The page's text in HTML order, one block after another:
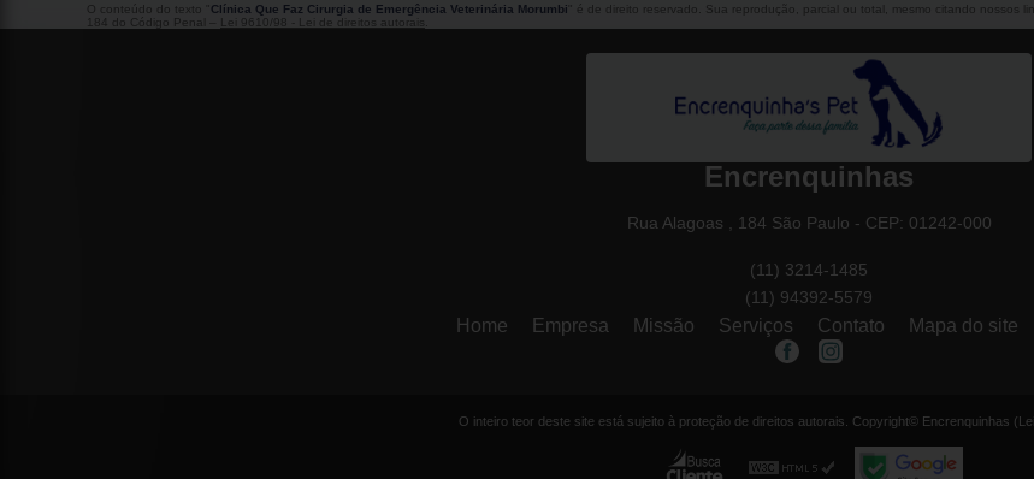
O conteúdo do texto " Clínica Que Faz Cirurgia de Emergência Veterinária Morumbi " é de direito reservado. Sua reprodução, parcial ou total, mesmo citando nossos
184 do Código Penal –
Lei 9610/98 - Lei de direitos autorais
Encrenquinhas
Rua Alagoas , 184 São Paulo - CEP: 01242-000
(11) 3214-1485
(11) 94392-5579
Home Empresa Missão Serviços Contato Mapa do site
O inteiro teor deste site está sujeito à proteção de direitos autorais. Copyright© Encrenquinhas